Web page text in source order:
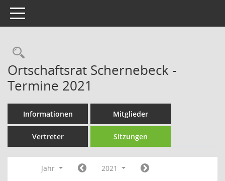
Toggle navigation
Rechercheauswahl
Ortschaftsrat Schernebeck -
Termine 2021
Informationen Mitglieder
Vertreter Sitzungen
Jahr
2021